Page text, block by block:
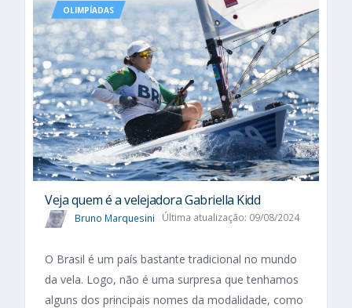
OLIMPÍADAS
Veja quem é a velejadora Gabriella Kidd
Bruno Marquesini Última atualização: 09/08/2024
O Brasil é um país bastante tradicional no mundo
da vela. Logo, não é uma surpresa que tenhamos
alguns dos principais nomes da modalidade, como